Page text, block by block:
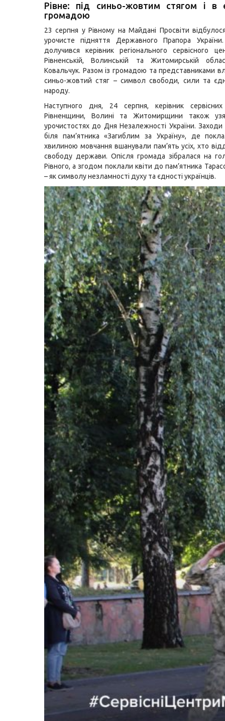
Рівне: під синьо-жовтим стягом і в
громадою
23 серпня у Рівному на Майдані Просвіти
урочисте підняття Державного Прапора
долучився керівник регіонального сервісного
Рівненській, Волинській та Житомирській
Ковальчук. Разом із громадою та представниками
синьо-жовтий стяг – символ свободи, сили та
народу.
Наступного дня, 24 серпня, керівник сервісних
Рівненщини, Волині та Житомирщини також
урочистостях до Дня Незалежності України. Заходи
біля пам’ятника «Загиблим за Україну», де
хвилиною мовчання вшанували пам’ять усіх, хто
свободу держави. Опісля громада зібралася на
Рівного, а згодом поклали квіти до пам’ятника
– як символу незламності духу та єдності українців.